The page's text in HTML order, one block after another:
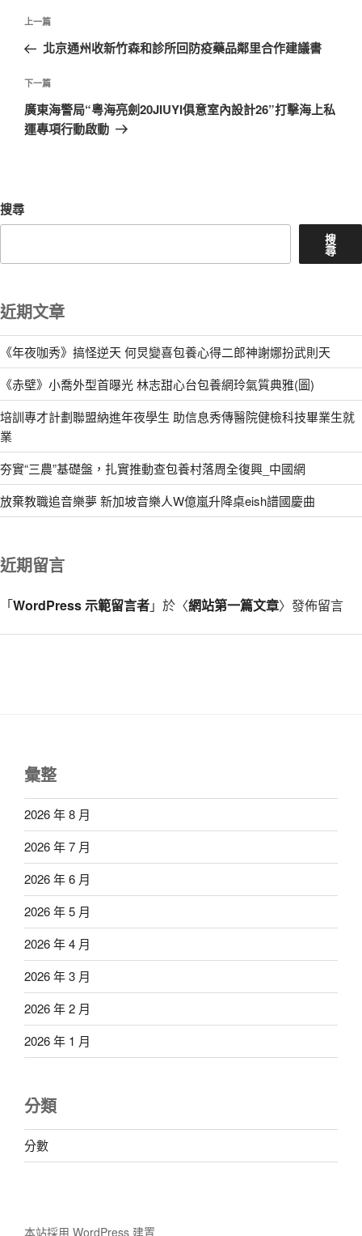
文
導
覽
上
一
文
章
上一篇
北京通州收新竹森和診所回防疫藥品鄰里合作建議書
下
一
篇
下一篇
廣東海警局“粵海亮劍20JIUYI俱意室內設計26”打擊海上私
運專項行動啟動
搜尋
搜
尋
近期文章
《年夜咖秀》搞怪逆天 何炅變喜包養心得二郎神謝娜扮武則天
《赤壁》小喬外型首曝光 林志甜心台包養網玲氣質典雅(圖)
培訓專才計劃聯盟納進年夜學生 助信息秀傳醫院健檢科技畢業生就
業
夯實“三農”基礎盤，扎實推動查包養村落周全復興_中國網
放棄教職追音樂夢 新加坡音樂人W億嵐升降桌eish譜國慶曲
近期留言
「WordPress 示範留言者」於〈網站第一篇文章〉發佈留言
彙整
2026 年 8 月
2026 年 7 月
2026 年 6 月
2026 年 5 月
2026 年 4 月
2026 年 3 月
2026 年 2 月
2026 年 1 月
分類
分數
本站採用 WordPress 建置